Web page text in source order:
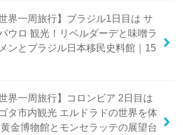
世界一周旅行】ブラジル1日目は サ
ウロ 観光！リベルダーデと味噌ラ
ンとブラジル日本移民史料館｜15
世界一周旅行】コロンビア 2日目は
タ市内観光 エルドラドの世界を体
金博物館とモンセラッテの展望台